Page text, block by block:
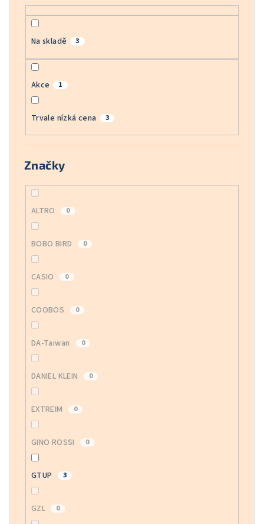
Na skladě 3
Akce 1
Trvale nízká cena 3
Značky
ALTRO 0
BOBO BIRD 0
CASIO 0
COOBOS 0
DA-Taiwan 0
DANIEL KLEIN 0
EXTREIM 0
GINO ROSSI 0
GTUP 3
GZL 0